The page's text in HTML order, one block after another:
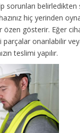
sorunları
hiç yerinden
gösterir. Eğer
onarılabilir
teslimi yapılır.